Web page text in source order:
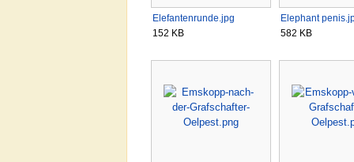
Elefantenrunde.jpg
152 KB
Elephant
582 KB